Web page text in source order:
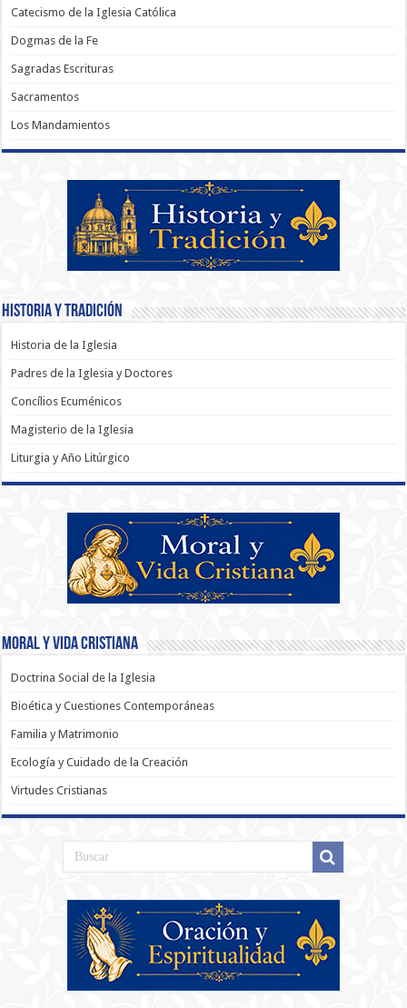
Catecismo de la Iglesia Católica
Dogmas de la Fe
Sagradas Escrituras
Sacramentos
Los Mandamientos
Historia y Tradición
Historia de la Iglesia
Padres de la Iglesia y Doctores
Concílios Ecuménicos
Magisterio de la Iglesia
Liturgia y Año Litúrgico
Moral y Vida Cristiana
Doctrina Social de la Iglesia
Bioética y Cuestiones Contemporáneas
Familia y Matrimonio
Ecología y Cuidado de la Creación
Virtudes Cristianas